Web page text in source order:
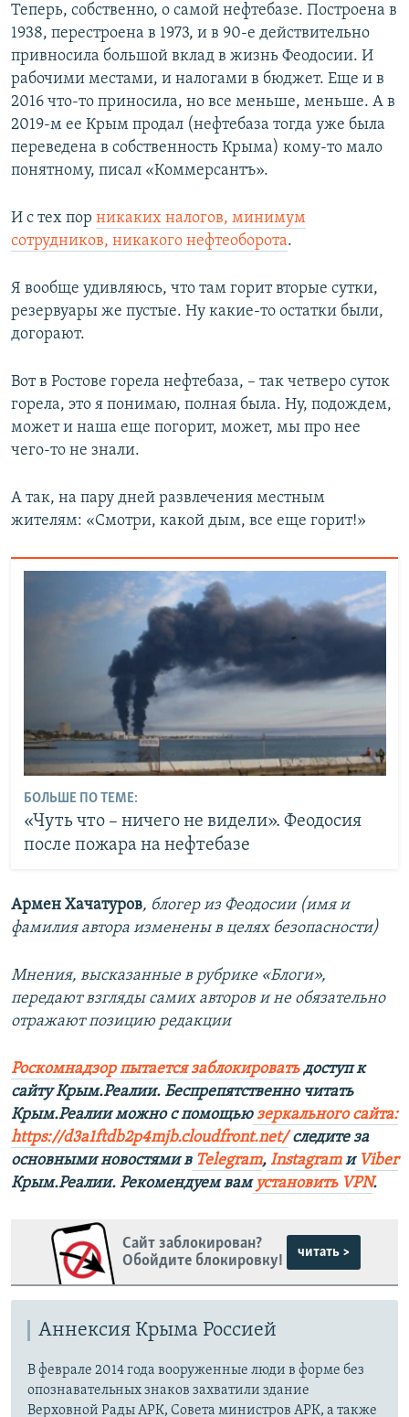
Теперь, собственно, о самой нефтебазе. Построена в
1938, перестроена в 1973, и в 90-е действительно
привносила большой вклад в жизнь Феодосии. И
рабочими местами, и налогами в бюджет. Еще и в
2016 что-то приносила, но все меньше, меньше. А в
2019-м ее Крым продал (нефтебаза тогда уже была
переведена в собственность Крыма) кому-то мало
понятному, писал «Коммерсантъ».
И с тех пор никаких налогов, минимум
сотрудников, никакого нефтеоборота.
Я вообще удивляюсь, что там горит вторые сутки,
резервуары же пустые. Ну какие-то остатки были,
догорают.
Вот в Ростове горела нефтебаза, – так четверо суток
горела, это я понимаю, полная была. Ну, подождем,
может и наша еще погорит, может, мы про нее
чего-то не знали.
А так, на пару дней развлечения местным
жителям: «Смотри, какой дым, все еще горит!»
БОЛЬШЕ ПО ТЕМЕ:
«Чуть что – ничего не видели». Феодосия
после пожара на нефтебазе
Армен Хачатуров, блогер из Феодосии (имя и
фамилия автора изменены в целях безопасности)
Мнения, высказанные в рубрике «Блоги»,
передают взгляды самих авторов и не обязательно
отражают позицию редакции
Роскомнадзор пытается заблокировать доступ к
сайту Крым.Реалии. Беспрепятственно читать
Крым.Реалии можно с помощью зеркального сайта:
https://d3a1ftdb2p4mjb.cloudfront.net/следите за
основными новостями в Telegram, Instagramи Viber
Крым.Реалии. Рекомендуем вам установить VPN.
Сайт заблокирован?
Обойдите блокировку!
читать >
Аннексия Крыма Россией
В феврале 2014 года вооруженные люди в форме без
опознавательных знаков захватили здание
Верховной Рады АРК, Совета министров АРК, а также